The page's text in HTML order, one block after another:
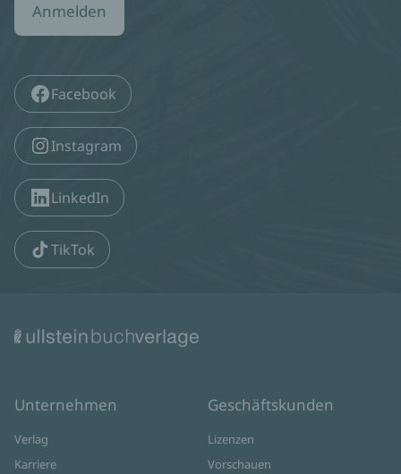
Anmelden
Facebook
Instagram
LinkedIn
TikTok
Unternehmen
Verlag
Karriere
Geschäftskunden
Lizenzen
Vorschauen